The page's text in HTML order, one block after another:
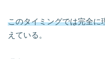
このタイミングでは完全に
えている。